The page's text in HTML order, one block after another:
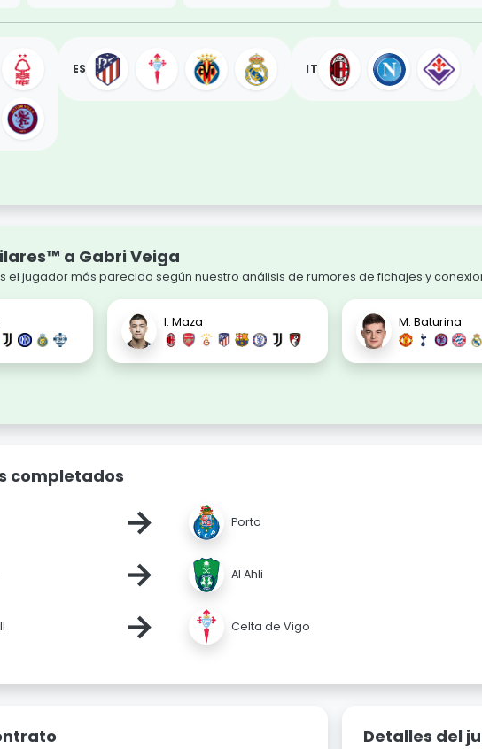
ES IT
a Gabri Veiga
el jugador más parecido según nuestro análisis de rumores de fichajes y
I. Maza M. Baturina
completados
→ Porto
→ Al Ahli
→ Celta de Vigo
Detalles del